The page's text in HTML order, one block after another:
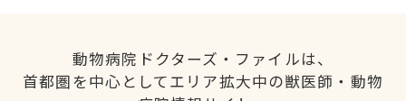
動物病院ドクターズ・ファイルは、
首都圏を中心としてエリア拡大中の獣医師・動物